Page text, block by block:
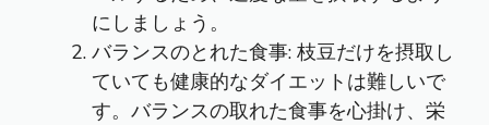
にしましょう。
バランスのとれた食事: 枝豆だけを摂取し
ていても健康的なダイエットは難しいで
す。バランスの取れた食事を心掛け、栄